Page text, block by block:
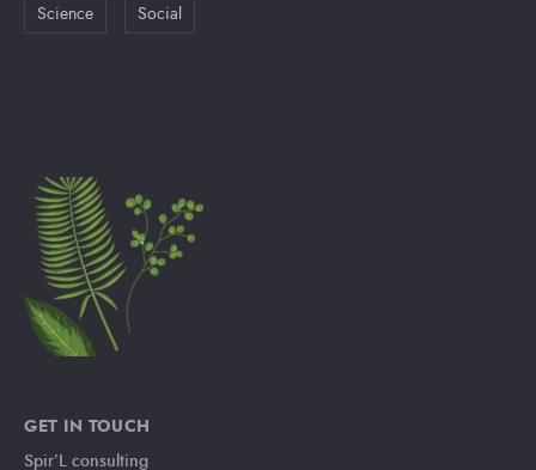
Science Social
GET IN TOUCH
Spir’L consulting